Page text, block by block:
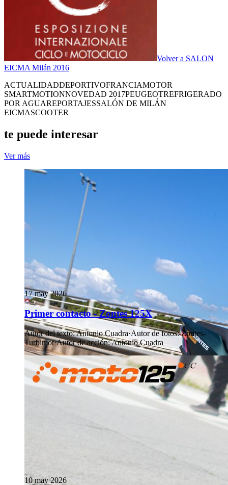
Volver a SALON
EICMA Milán 2016
ACTUALIDADDEPORTIVOFRANCIAMOTOR
SMARTMOTIONNOVEDAD 2017PEUGEOTREFRIGERADO
POR AGUAREPORTAJESSALÓN DE MILÁN
EICMASCOOTER
te puede interesar
Ver más
17 may 2026
Primer contacto - Zontes 125X
Autor del texto:Antonio Cuadra·Autor de fotos: Zontes-
Turbimot·Autor de acción:Antonio Cuadra
10 may 2026